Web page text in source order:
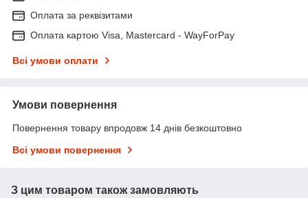
Оплата за реквізитами
Оплата картою Visa, Mastercard - WayForPay
Всі умови оплати
Умови повернення
Повернення товару впродовж 14 днів безкоштовно
Всі умови повернення
З цим товаром також замовляють